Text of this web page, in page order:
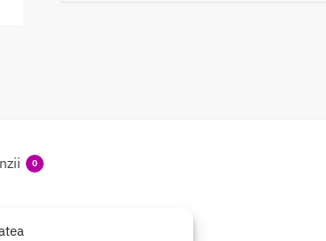
0
si confort